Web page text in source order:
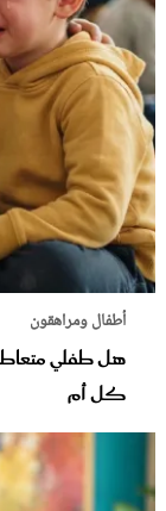
أطفال ومراهقون
هل طفلي
كل أم